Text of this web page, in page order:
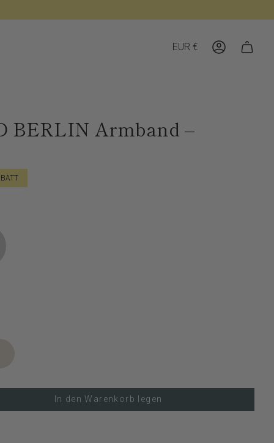
Währung
EUR € Konto
BERLIN Armband –
In den Warenkorb legen